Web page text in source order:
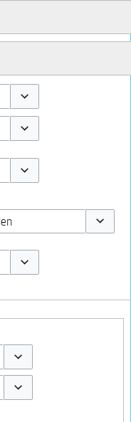
Toggle options
Toggle options